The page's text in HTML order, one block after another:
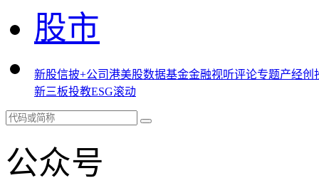
股市
新股信披+公司港美股数据基金金融视听评论专题产经创
新三板投教ESG滚动
公众号